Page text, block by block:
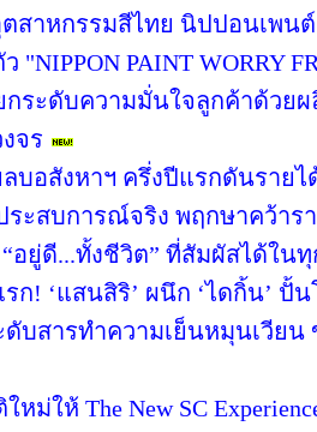
สาหกรรมสีไทย นิปปอนเพน
"NIPPON PAINT
กระดับความมั่นใจลูกค้าด้ว
จร
บอสังหาฯ ครึ่งปีแรกดันรายไ
ะสบการณ์จริง พฤกษาคว้ารา
“อยู่ดี...ทั้งชีวิต” ที่สัมผัสได้ใน
ก! ‘แสนสิริ’ ผนึก ‘ไดกิ้น’ ปั้น
ดับสารทำความเย็นหมุนเวียน
หม่ให้ The New SC